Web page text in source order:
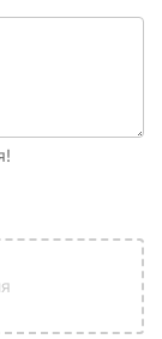
1 карта
Дому